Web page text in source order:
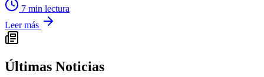
7 min lectura
Leer más
Últimas Noticias